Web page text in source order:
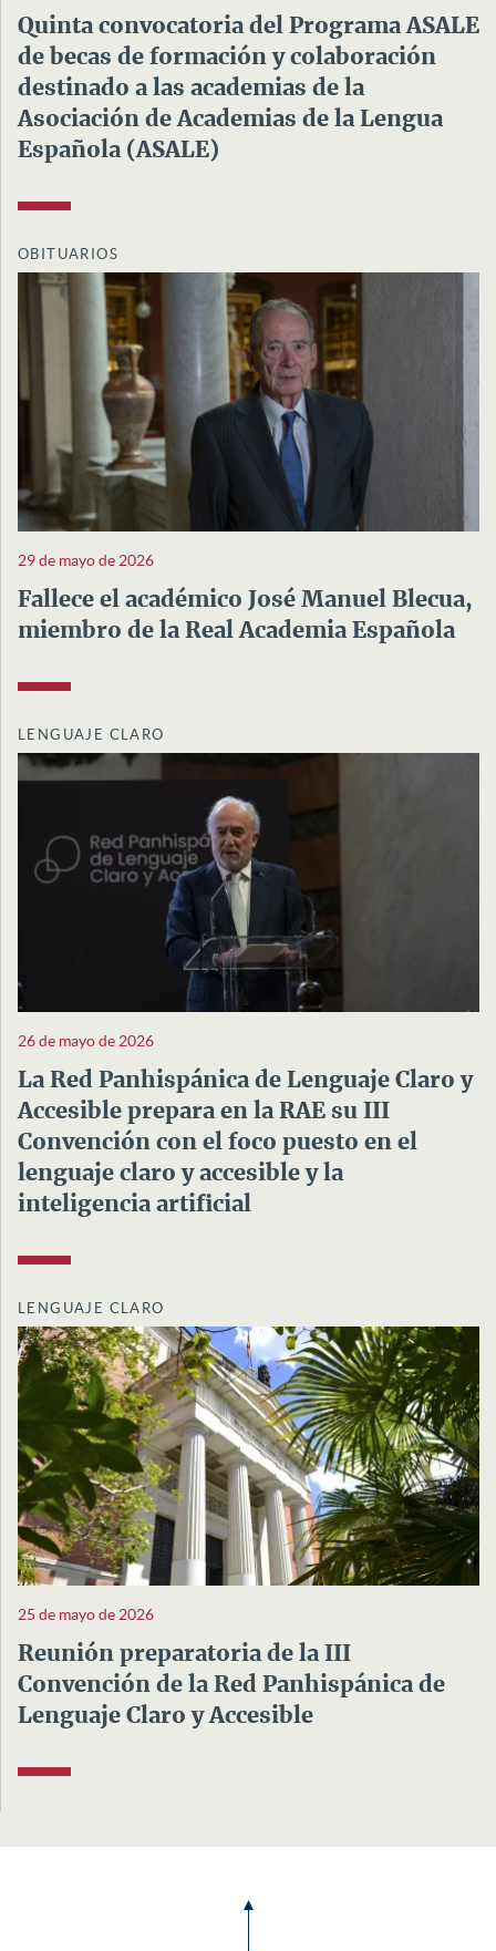
Quinta convocatoria del Programa ASALE
de becas de formación y colaboración
destinado a las academias de la
Asociación de Academias de la Lengua
Española (ASALE)
OBITUARIOS
29 de mayo de 2026
Fallece el académico José Manuel Blecua,
miembro de la Real Academia Española
LENGUAJE CLARO
26 de mayo de 2026
La Red Panhispánica de Lenguaje Claro y
Accesible prepara en la RAE su III
Convención con el foco puesto en el
lenguaje claro y accesible y la
inteligencia artificial
LENGUAJE CLARO
25 de mayo de 2026
Reunión preparatoria de la III
Convención de la Red Panhispánica de
Lenguaje Claro y Accesible